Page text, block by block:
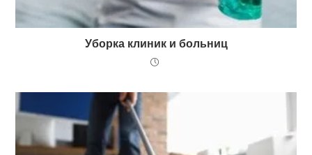
Уборка клиник и больниц